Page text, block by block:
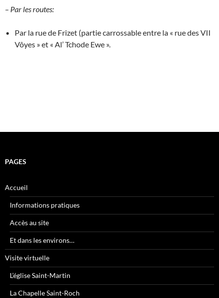
– Par les routes:
Par la rue de Frizet (partie carrossable entre la « rue des VII
Vôyes » et « Al’ Tchode Ewe ».
PAGES
Accueil
Informations pratiques
Accès au site
Et dans les environs…
Visite virtuelle
L’église Saint-Martin
La Chapelle Saint-Roch